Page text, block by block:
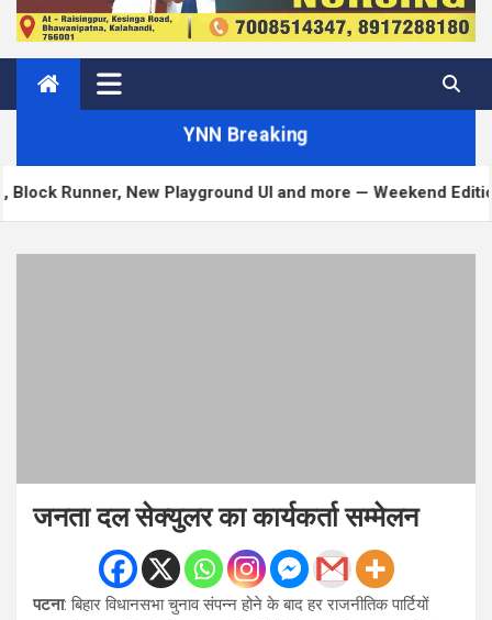
YNN Breaking
Playground UI and more — Weekend Edition 372
जनता दल सेक्युलर का कार्यकर्ता सम्मेलन
पटना: बिहार विधानसभा चुनाव संपन्न होने के बाद हर राजनीतिक पार्टियों